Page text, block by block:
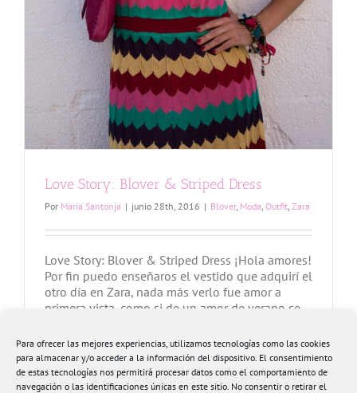
Para ofrecer las mejores experiencias, utilizamos tecnologías como las cookies
para almacenar y/o acceder a la información del dispositivo. El consentimiento
de estas tecnologías nos permitirá procesar datos como el comportamiento de
navegación o las identificaciones únicas en este sitio. No consentir o retirar el
Love Story: Blover & Striped Dress
Por Maria Santonja | junio 28th, 2016 | Blover, Moda, Outfit, Zara
Love Story: Blover & Striped Dress ¡Hola amores!
Por fin puedo enseñaros el vestido que adquirí el
otro día en Zara, nada más verlo fue amor a
primera vista, como si de un amor de verano se
que necesitas conseguir. Encima queda perfecto
con mi [...]
Más información 0